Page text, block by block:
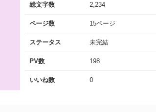
総文字数 2,234
ページ数 15ページ
ステータス 未完結
PV数 198
いいね数 0